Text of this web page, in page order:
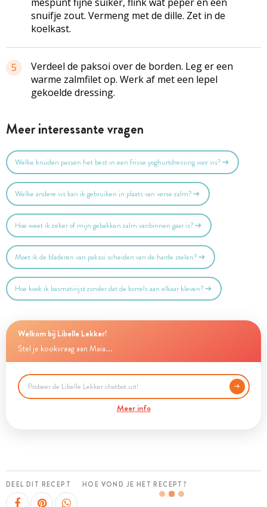
snuifje zout. Vermeng met de dille. Zet in de
koelkast.
5
Verdeel de paksoi over de borden. Leg er een
warme zalmfilet op. Werk af met een lepel
gekoelde dressing.
Meer interessante vragen
Welke kruiden passen het best in een frisse yoghurtdressing voor vis?
Welke andere vis kan ik gebruiken in plaats van verse zalm?
Hoe weet ik zeker of mijn gebakken zalm vanbinnen gaar is?
Moet ik de bladeren van paksoi scheiden van de harde stelen?
Hoe kook ik basmatirijst zonder dat de korrels aan elkaar kleven?
Welkom bij Libelle Lekker!
Stel je kookvraag aan Maia...
Meer info
DEEL DIT RECEPT HOE VOND JE HET RECEPT?